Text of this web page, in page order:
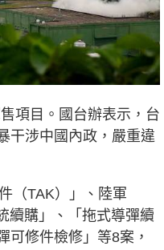
項目。國台辦表示，台
干涉中國內政，嚴重違
（TAK）」、陸軍
續購」、
「拖式導彈續
可修件檢修」等8案，